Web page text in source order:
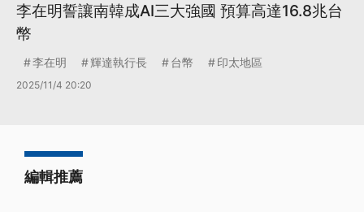
李在明誓讓南韓成AI三大強國 預算高達16.8兆台
幣
李在明 輝達執行長 台幣 印太地區
2025/11/4 20:20
編輯推薦